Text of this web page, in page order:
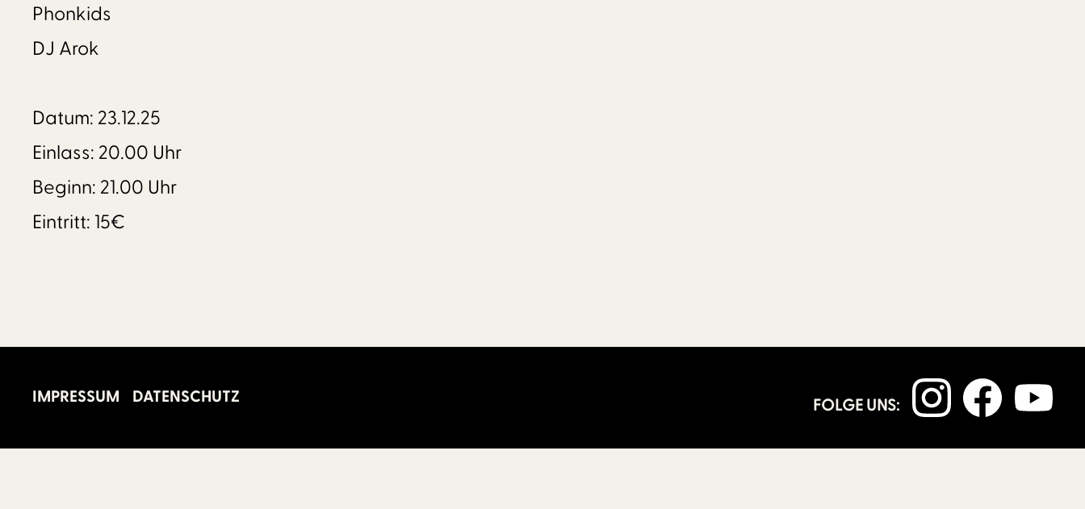
Phonkids
DJ Arok
Datum: 23.12.25
Einlass: 20.00 Uhr
Beginn: 21.00 Uhr
Eintritt: 15€
IMPRESSUM DATENSCHUTZ FOLGE UNS: